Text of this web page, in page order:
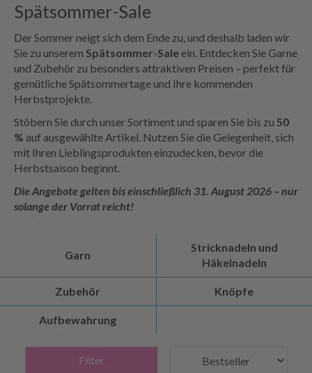
Spätsommer-Sale
Der Sommer neigt sich dem Ende zu, und deshalb laden wir
Sie zu unserem Spätsommer-Sale ein. Entdecken Sie Garne
und Zubehör zu besonders attraktiven Preisen – perfekt für
gemütliche Spätsommertage und Ihre kommenden
Herbstprojekte.
Stöbern Sie durch unser Sortiment und sparen Sie bis zu 50
% auf ausgewählte Artikel. Nutzen Sie die Gelegenheit, sich
mit Ihren Lieblingsprodukten einzudecken, bevor die
Herbstsaison beginnt.
Die Angebote gelten bis einschließlich 31. August 2026 – nur
solange der Vorrat reicht!
Garn
Stricknadeln und
Häkelnadeln
Zubehör Knöpfe
Aufbewahrung
Filter